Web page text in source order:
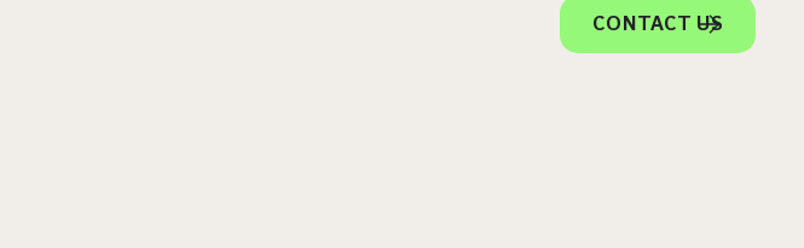
CONTACT US